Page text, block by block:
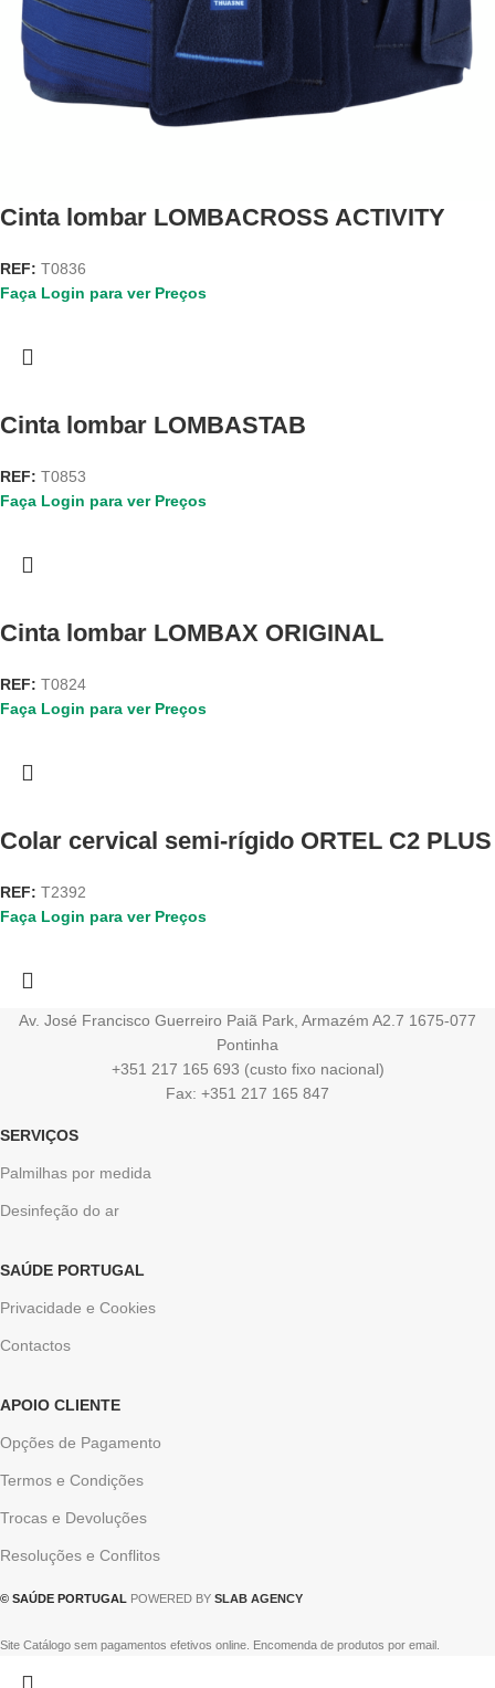
Cinta lombar LOMBACROSS ACTIVITY
REF: T0836
Faça Login para ver Preços
Cinta lombar LOMBASTAB
REF: T0853
Faça Login para ver Preços
Cinta lombar LOMBAX ORIGINAL
REF: T0824
Faça Login para ver Preços
Colar cervical semi-rígido ORTEL C2 PLUS
REF: T2392
Faça Login para ver Preços
Av. José Francisco Guerreiro Paiã Park, Armazém A2.7 1675-077
Pontinha
+351 217 165 693 (custo fixo nacional)
Fax: +351 217 165 847
SERVIÇOS
Palmilhas por medida
Desinfeção do ar
SAÚDE PORTUGAL
Privacidade e Cookies
Contactos
APOIO CLIENTE
Opções de Pagamento
Termos e Condições
Trocas e Devoluções
Resoluções e Conflitos
© SAÚDE PORTUGAL POWERED BY SLAB AGENCY
Site Catálogo sem pagamentos efetivos online. Encomenda de produtos por email.